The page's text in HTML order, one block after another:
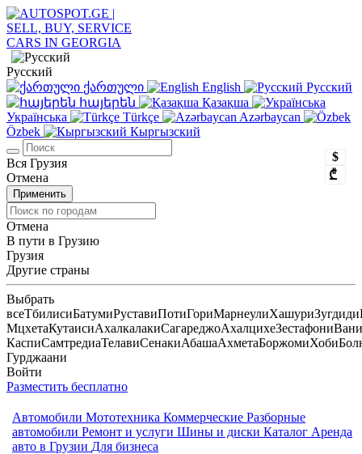
Русский
ქართული
English
Русский
հայերեն
Қазақша
Українська
Türkçe
Azərbaycan
Özbek
Кыргызский
$
₾
Вся Грузия
Отмена
Применить
Отмена
В пути в Грузию
Грузия
Другие страны
Выбрать
всеТбилисиБатумиРуставиПотиГориМарнеулиХашуриЗугдиди
МцхетаКутаисиАхалкалакиСагареджоАхалцихеЗестафониВани
КаспиСамтредиаТелавиСенакиАбашаАхметаБоржомиХоби
Гурджаани
Войти
Разместить бесплатно
Автомобили Мототехника Коммерческие Разборные
автомобили Ремонт и услуги Шины и диски Каталог Аренда
авто в Грузии Для бизнеса